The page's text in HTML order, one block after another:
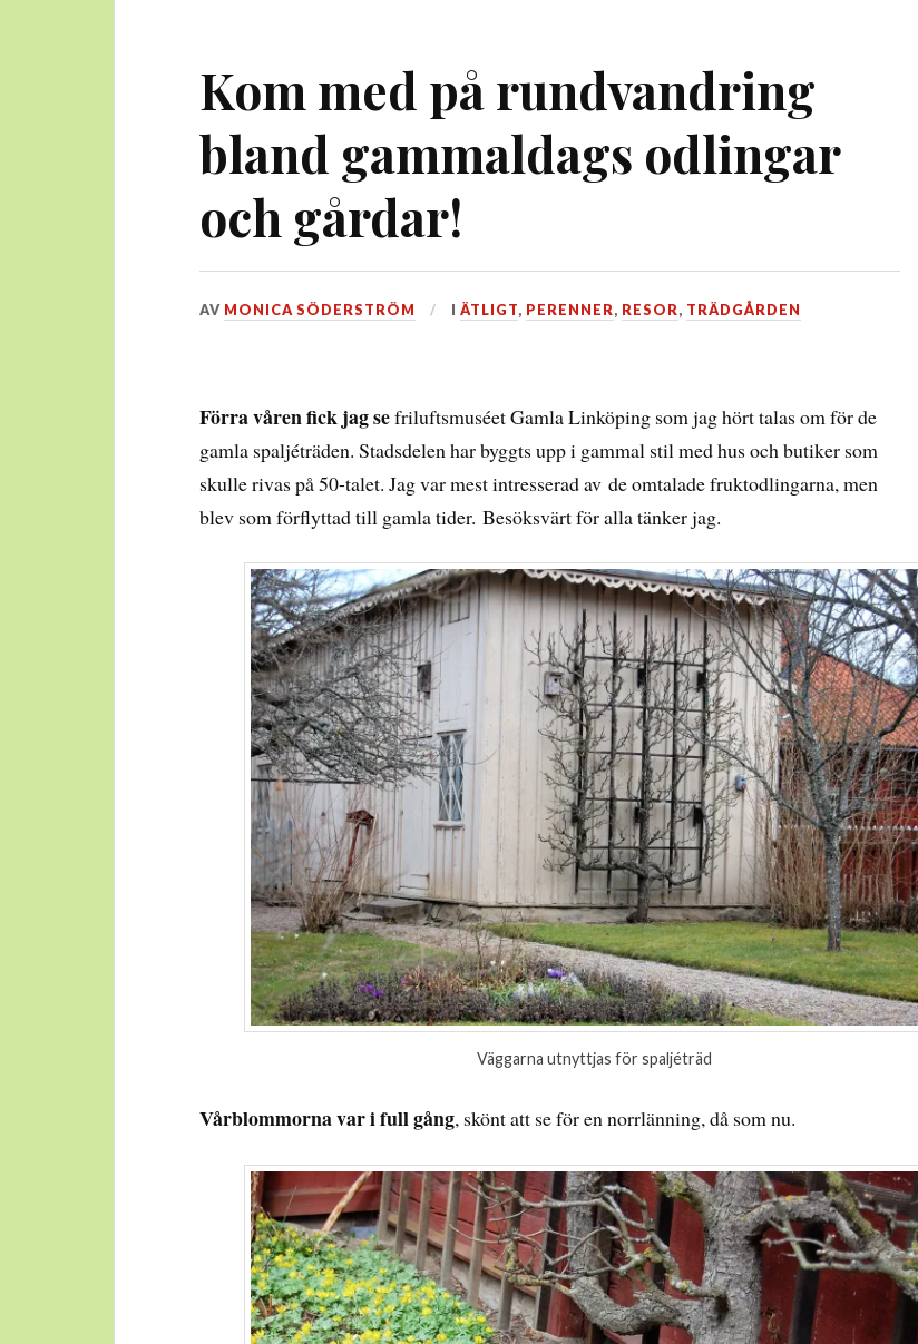
Kom med på rundvandring
bland gammaldags odlingar
och gårdar!
DEN
AV MONICA SÖDERSTRÖM I ÄTLIGT, PERENNER, RESOR, TRÄDGÅRDEN
Förra våren fick jag sefriluftsmuséet Gamla Linköping som jag hört talas om för de
gamla spaljéträden. Stadsdelen har byggts upp i gammal stil med hus och butiker som
skulle rivas på 50-talet. Jag var mest intresserad av de omtalade fruktodlingarna, men
blev som förflyttad till gamla tider. Besöksvärt för alla tänker jag.
Väggarna utnyttjas för spaljéträd
Vårblommorna var i full gång, skönt att se för en norrlänning, då som nu.